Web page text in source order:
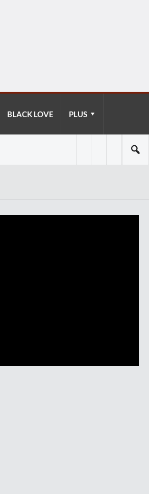
BLACK LOVE PLUS